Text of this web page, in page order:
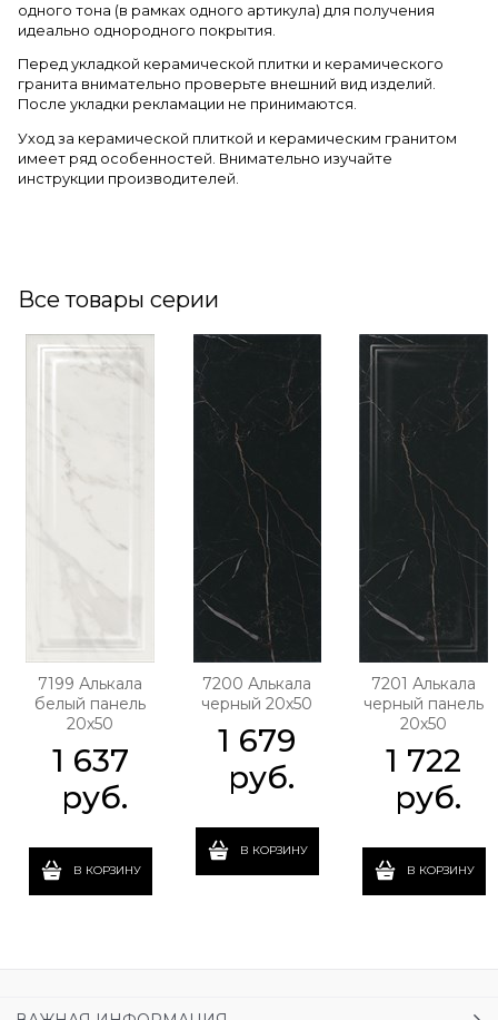
одного тона (в рамках одного артикула) для получения
идеально однородного покрытия.
Перед укладкой керамической плитки и керамического
гранита внимательно проверьте внешний вид изделий.
После укладки рекламации не принимаются.
Уход за керамической плиткой и керамическим гранитом
имеет ряд особенностей. Внимательно изучайте
инструкции производителей.
Все товары серии
7199 Алькала
белый панель
20х50
1 637
руб.
В КОРЗИНУ
7200 Алькала
черный 20х50
1 679
руб.
В КОРЗИНУ
7201 Алькала
черный панель
20х50
1 722
руб.
В КОРЗИНУ